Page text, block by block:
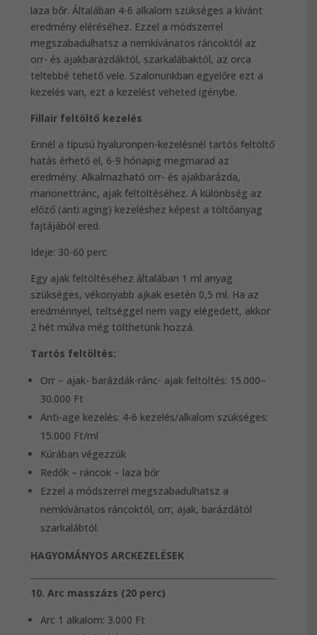
laza bőr. Általában 4-6 alkalom szükséges a kívánt
eredmény eléréséhez. Ezzel a módszerrel
megszabadulhatsz a nemkívánatos ráncoktól az
orr- és ajakbarázdáktól, szarkalábaktól, az orca
teltebbé tehető vele. Szalonunkban egyelőre ezt a
kezelés van, ezt a kezelést veheted igénybe.
Fillair feltöltő kezelés
Ennél a típusú hyaluronpen-kezelésnél tartós feltöltő
hatás érhető el, 6-9 hónapig megmarad az
eredmény. Alkalmazható orr- és ajakbarázda,
marionettránc, ajak feltöltéséhez. A különbség az
előző (anti aging) kezeléshez képest a töltőanyag
fajtájából ered.
Ideje: 30-60 perc
Egy ajak feltöltéséhez általában 1 ml anyag
szükséges, vékonyabb ajkak esetén 0,5 ml. Ha az
eredménnyel, teltséggel nem vagy elégedett, akkor
2 hét múlva még tölthetünk hozzá.
Tartós feltöltés:
Orr – ajak- barázdák-ránc- ajak feltöltés: 15.000–
30.000 Ft
Anti-age kezelés: 4-6 kezelés/alkalom szükséges:
15.000 Ft/ml
Kúrában végezzük
Redők – ráncok – laza bőr
Ezzel a módszerrel megszabadulhatsz a
nemkívánatos ráncoktól, orr, ajak, barázdától
szarkalábtól.
HAGYOMÁNYOS ARCKEZELÉSEK
10. Arc masszázs (20 perc)
Arc 1 alkalom: 3.000 Ft